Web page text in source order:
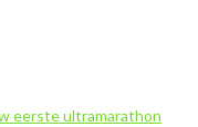
eerste ultramarathon